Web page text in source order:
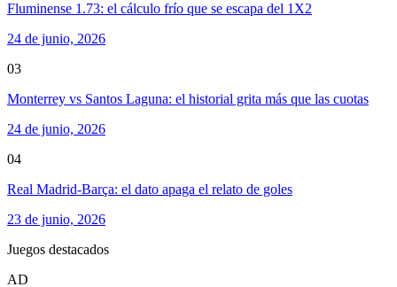
Fluminense 1.73: el cálculo frío que se escapa del 1X2
24 de junio, 2026
03
Monterrey vs Santos Laguna: el historial grita más que las cuotas
24 de junio, 2026
04
Real Madrid-Barça: el dato apaga el relato de goles
23 de junio, 2026
Juegos destacados
AD